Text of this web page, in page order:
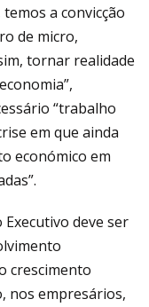
a convicção
de micro,
tornar realidade
“trabalho
em que ainda
económico em
Executivo deve ser
crescimento
nos empresários,